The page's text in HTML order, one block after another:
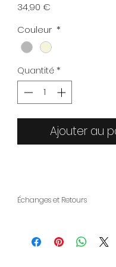
34,90 €
Couleur *
Quantité*
Ajouter au
Échanges et Retours
- LIVRAISON À DOMICILE
ouvrables